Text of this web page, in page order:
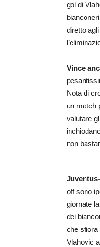
gol di
diretto
Vince
Nota di
un match
valutare
non
off sono
giornate
dei
che sfiora
Vlahovic